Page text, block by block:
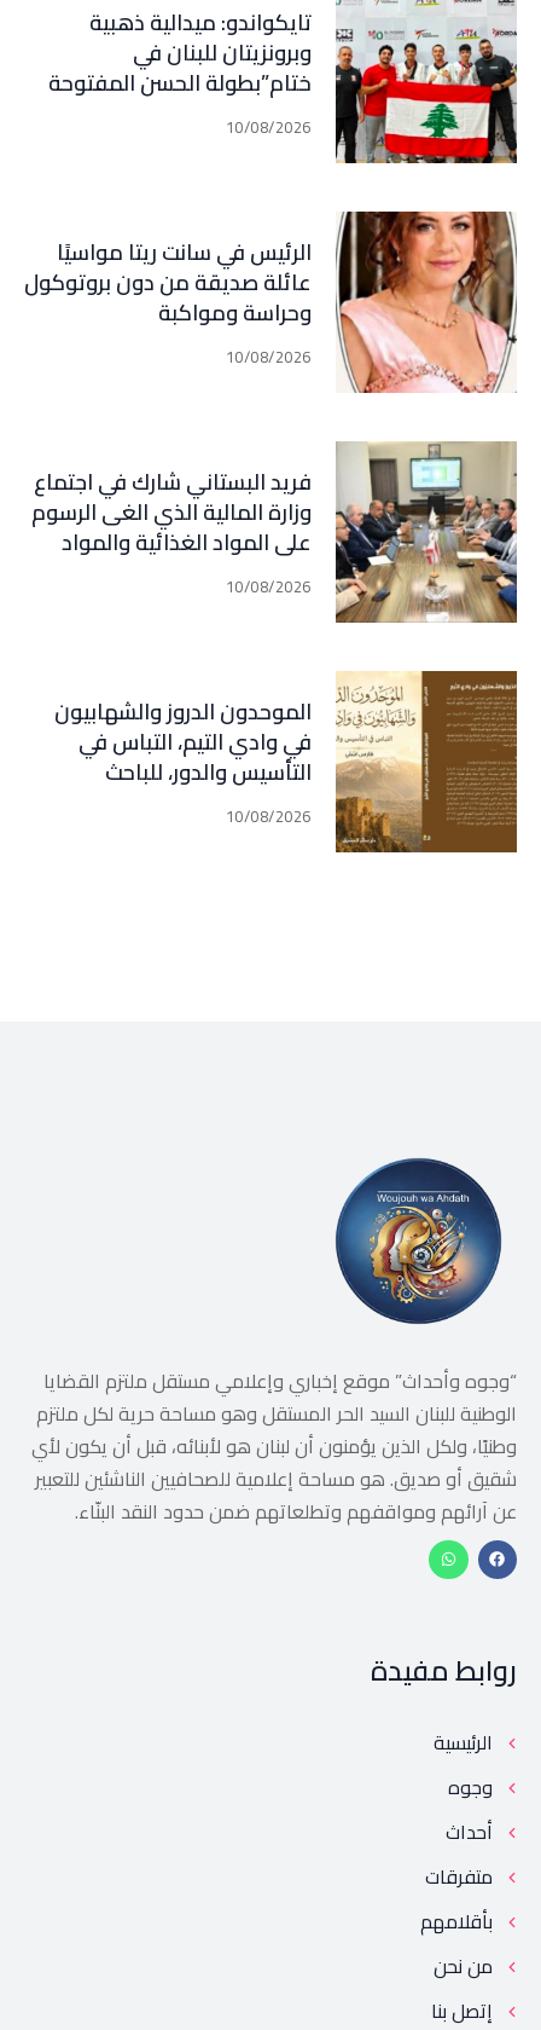
تايكواندو: ميدالية ذهبية
وبرونزيتان للبنان في
ختام”بطولة الحسن المفتوحة
“الأردنية
10/08/2026
الرئيس في سانت ريتا مواسيًا
عائلة صديقة من دون بروتوكول
وحراسة ومواكبة
10/08/2026
فريد البستاني شارك في اجتماع
وزارة المالية الذي الغى الرسوم
على المواد الغذائية والمواد
الأولية التي تدخل في الإنتاج
المحلي والمحروقات
10/08/2026
الموحدون الدروز والشهابيون
في وادي التيم، التباس في
التأسيس والدور، للباحث
الاكاديمي فارس اشتي
،ويتضمن
10/08/2026
“وجوه وأحداث” موقع إخباري وإعلامي مستقل ملتزم القضايا
الوطنية للبنان السيد الحر المستقل وهو مساحة حرية لكل ملتزم
وطنيًا، ولكل الذين يؤمنون أن لبنان هو لأبنائه، قبل أن يكون لأي
شقيق أو صديق. هو مساحة إعلامية للصحافيين الناشئين للتعبير
عن آرائهم ومواقفهم وتطلعاتهم ضمن حدود النقد البنّاء.
روابط مفيدة
الرئيسية
وجوه
أحداث
متفرقات
بأقلامهم
من نحن
إتصل بنا